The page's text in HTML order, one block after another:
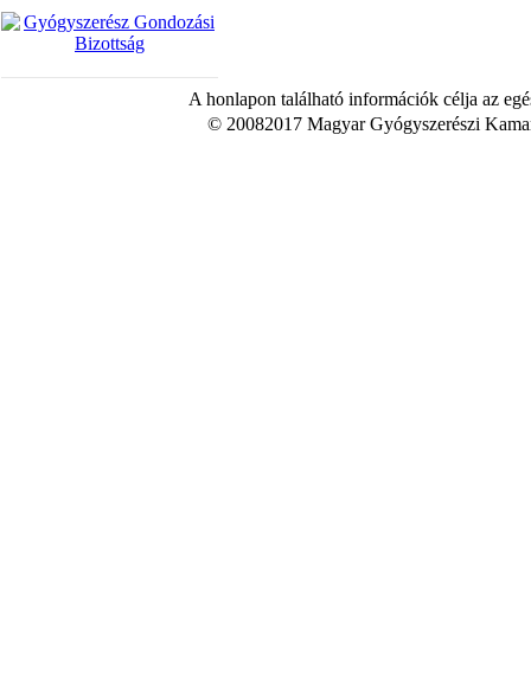
A honlapon található információk célja az
© 20082017 Magyar Gyógyszerészi